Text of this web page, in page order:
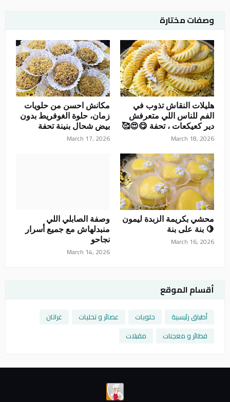
وصفات مختارة
هليلات النقاش تذوب في
الفم للناس اللي متعرفش
دير كعيكعات ، تحفة 😋😍🥰
March 18, 2026
مكانش احسن من حلويات
زمان، حلوة الغوفريط بدون
بيض شحال بنينة تحفة
March 17, 2026
محشي بكريمة الزبدة ليمون
🍋 بنة على بنة
March 16, 2026
وصفة الصابلي اللي
منبدلهاش مع جميع أسرار
نجاحو
March 14, 2026
أقسام الموقع
أطباق رئيسية حلويات عصائر و تحليات
غراتان
فطائر و معجنات
مقبلات